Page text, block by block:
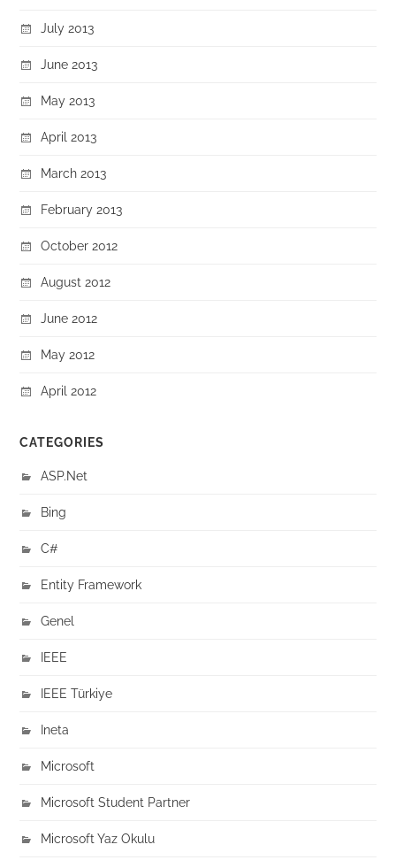
July 2013
June 2013
May 2013
April 2013
March 2013
February 2013
October 2012
August 2012
June 2012
May 2012
April 2012
CATEGORIES
ASP.Net
Bing
C#
Entity Framework
Genel
IEEE
IEEE Türkiye
Ineta
Microsoft
Microsoft Student Partner
Microsoft Yaz Okulu